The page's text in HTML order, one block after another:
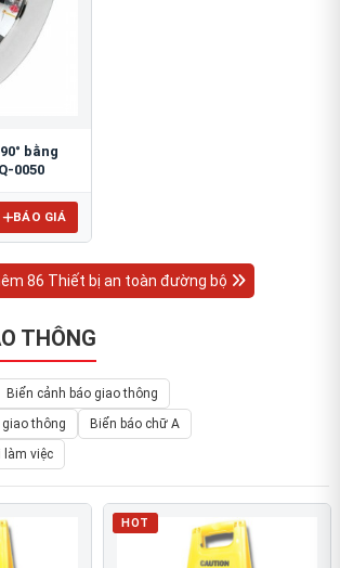
bằng
0050
BÁO GIÁ
86 Thiết bị an toàn đường bộ
THÔNG
Biển cảnh báo giao thông
thông
Biển báo chữ A
làm việc
HOT